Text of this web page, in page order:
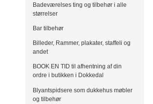
Badeværelses ting og tilbehør i alle
størrelser
Bar tilbehør
Billeder, Rammer, plakater, staffeli og
andet
BOOK EN TID til afhentning af din
ordre i butikken i Dokkedal
Blyantspidsere som dukkehus møbler
og tilbehør